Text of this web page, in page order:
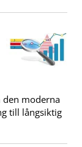
den moderna
till långsiktig